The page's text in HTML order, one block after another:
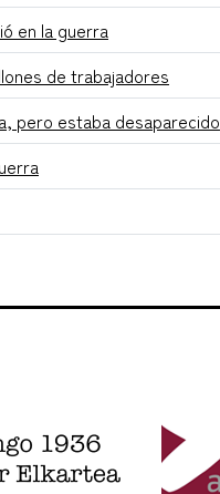
en la guerra
de trabajadores
pero estaba desaparecido